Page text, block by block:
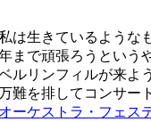
は生きているような
まで頑張ろうという
ルリンフィルが来よ
難を排してコンサー
ーケストラ・フェス